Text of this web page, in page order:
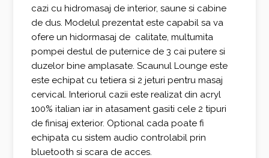
cazi cu hidromasaj de interior, saune si cabine
de dus. Modelul prezentat este capabil sa va
ofere un hidormasaj de calitate, multumita
pompei destul de puternice de 3 cai putere si
duzelor bine amplasate. Scaunul Lounge este
este echipat cu tetiera si 2 jeturi pentru masaj
cervical. Interiorul cazii este realizat din acryl
100% italian iar in atasament gasiti cele 2 tipuri
de finisaj exterior. Optional cada poate fi
echipata cu sistem audio controlabil prin
bluetooth si scara de acces.